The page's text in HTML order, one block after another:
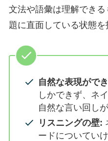
文法や語彙は理解でき
題に直面している状態を
自然な表現がで
しかできず、ネ
自然な言い回し
リスニングの壁:
ードについてい